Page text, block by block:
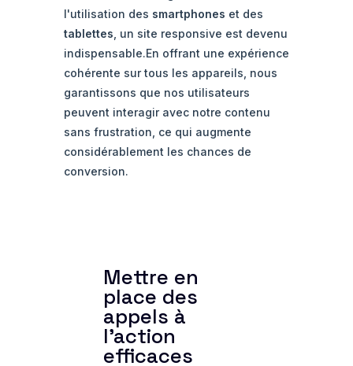
l'utilisation des smartphones et des
tablettes , un site responsive est devenu
indispensable.En offrant une expérience
cohérente sur tous les appareils, nous
garantissons que nos utilisateurs
peuvent interagir avec notre contenu
sans frustration, ce qui augmente
considérablement les chances de
conversion.
Mettre en
place des
appels à
l'action
efficaces